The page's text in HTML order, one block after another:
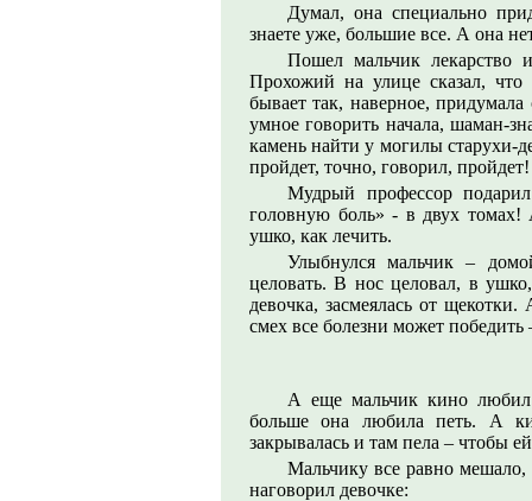
Думал, она специально
знаете уже, большие все. А она
Пошел мальчик лекарство
Прохожий на улице сказал, что
бывает так, наверное,
умное говорить начала, шаман-
камень найти у могилы старухи-
пройдет, точно, говорил, пройдет!
Мудрый профессор
головную боль» - в двух
ушко, как лечить.
Улыбнулся мальчик –
целовать. В нос целовал, в
девочка, засмеялась от
смех все болезни может
А еще мальчик кино
больше она любила петь. А
закрывалась и там пела – чтобы
Мальчику все равно
наговорил девочке: